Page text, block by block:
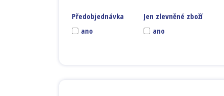
Předobjednávka
ano
Jen zlevněné zboží
ano